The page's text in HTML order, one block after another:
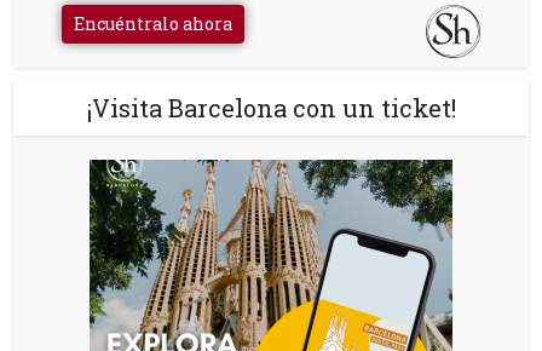
Encuéntralo ahora
¡Visita Barcelona con un ticket!